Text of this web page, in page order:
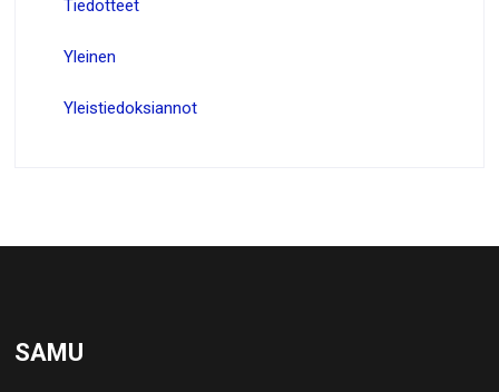
Tiedotteet
Yleinen
Yleistiedoksiannot
SAMU